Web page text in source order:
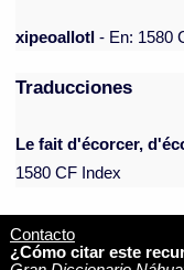
xipeoallotl - En: 1580
Traducciones
Le fait d'écorcer,
1580 CF Index
Contacto
¿Cómo citar este